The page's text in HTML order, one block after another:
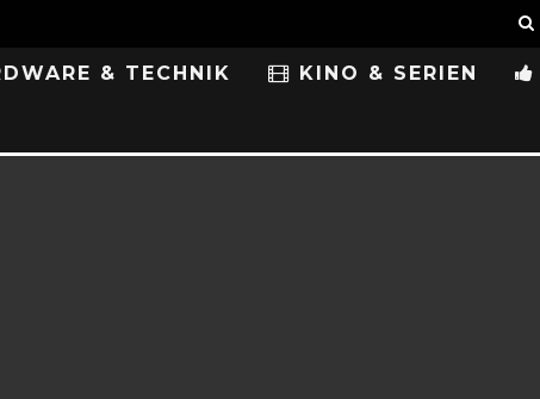
& TECHNIK KINO & SERIEN